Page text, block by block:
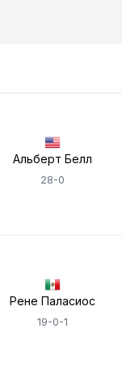
Альберт Белл
28-0
Рене Паласиос
19-0-1